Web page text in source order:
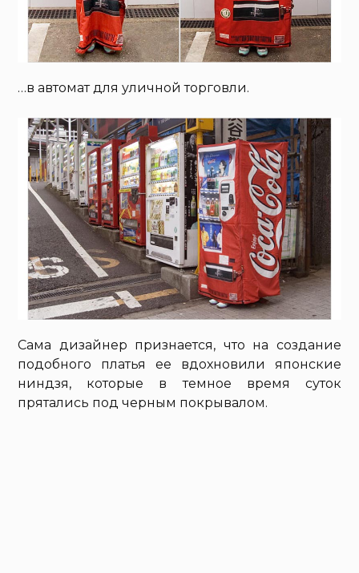
…в автомат для уличной торговли.
Сама дизайнер признается, что на создание
подобного платья ее вдохновили японские
ниндзя, которые в темное время суток
прятались под черным покрывалом.